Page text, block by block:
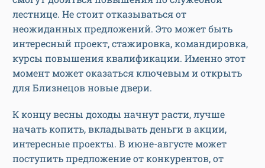
лестнице. Не стоит отказываться от
неожиданных предложений. Это может быть
интересный проект, стажировка, командировка,
курсы повышения квалификации. Именно этот
момент может оказаться ключевым и открыть
для Близнецов новые двери.
К концу весны доходы начнут расти, лучше
начать копить, вкладывать деньги в акции,
интересные проекты. В июне-августе может
поступить предложение от конкурентов, от